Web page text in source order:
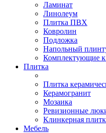
Ламинат
Линолеум
Плитка ПВХ
Ковролин
Подложка
Напольный
Комплектующие
Плитка
Плитка
Керамогранит
Мозаика
Ревизионные
Клинкерная
Мебель